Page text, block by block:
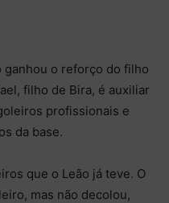
ganhou o reforço do filho
filho de Bira, é auxiliar
profissionais e
da base.
que o Leão já teve. O
mas não decolou,